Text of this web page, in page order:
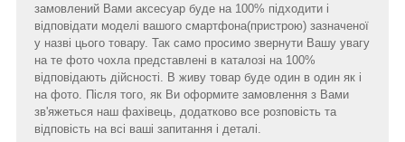
замовлений Вами аксесуар буде на 100% підходити і
відповідати моделі вашого смартфона(пристрою) зазначеної
у назві цього товару. Так само просимо звернути Вашу увагу
на те фото чохла представлені в каталозі на 100%
відповідають дійсності. В живу товар буде один в один як і
на фото. Після того, як Ви оформите замовлення з Вами
зв'яжеться наш фахівець, додатково все розповість та
відповість на всі ваші запитання і деталі.